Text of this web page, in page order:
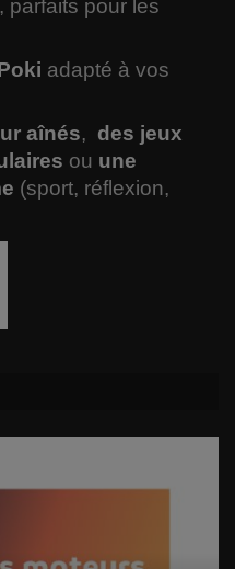
parfaits pour les
adapté à vos
aînés, des jeux
ou une
(sport, réflexion,